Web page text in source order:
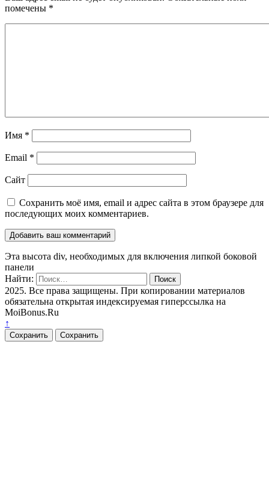
помечены *
Имя *
Email *
Сайт
Сохранить моё имя, email и адрес сайта в этом браузере для
последующих моих комментариев.
Эта высота div, необходимых для включения липкой боковой
панели
Найти:
2025. Все права защищены. При копировании материалов
обязательна открытая индексируемая гиперссылка на
MoiBonus.Ru
↑